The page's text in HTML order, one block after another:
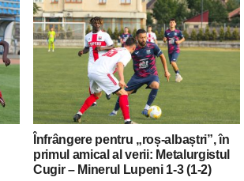
Înfrângere pentru „roș-albaștri”, în
primul amical al verii: Metalurgistul
Cugir – Minerul Lupeni 1-3 (1-2)